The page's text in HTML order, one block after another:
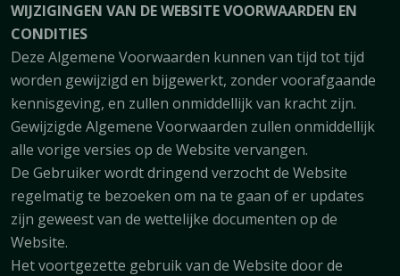
WIJZIGINGEN VAN DE WEBSITE VOORWAARDEN EN
CONDITIES
Deze Algemene Voorwaarden kunnen van tijd tot tijd
worden gewijzigd en bijgewerkt, zonder voorafgaande
kennisgeving, en zullen onmiddellijk van kracht zijn.
Gewijzigde Algemene Voorwaarden zullen onmiddellijk
alle vorige versies op de Website vervangen.
De Gebruiker wordt dringend verzocht de Website
regelmatig te bezoeken om na te gaan of er updates
zijn geweest van de wettelijke documenten op de
Website.
Het voortgezette gebruik van de Website door de